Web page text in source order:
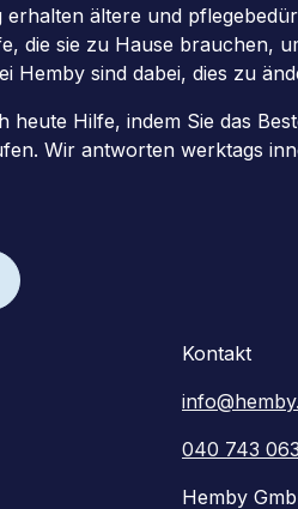
erhalten ältere und
die sie zu Hause brauchen,
Hemby sind dabei, dies zu
heute Hilfe, indem Sie das
Wir antworten werktags
Kontakt
040 743
Hemby